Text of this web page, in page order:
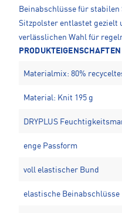
Beinabschlüsse für
Sitzpolster entlastet gezielt
verlässlichen Wahl für
PRODUKTEIGENSCHAFTEN
Materialmix: 80%
Material: Knit 195 g
DRYPLUS
enge Passform
voll elastischer Bund
elastische Beinabschlüsse